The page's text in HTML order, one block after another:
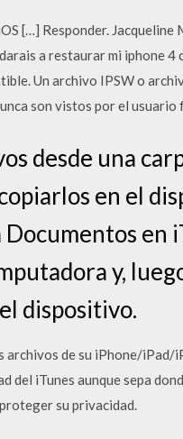
[…] Responder.
a restaurar mi iphone
Un archivo IPSW o
son vistos por el
desde una
en el
en
y,
dispositivo.
de su iPhone/iPad/
del iTunes aunque sepa
su privacidad.